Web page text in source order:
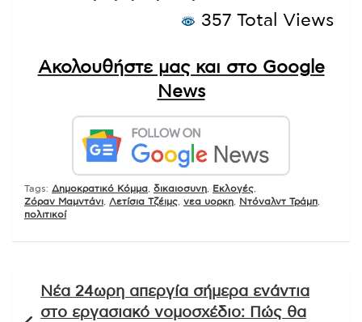
357 Total Views
Ακολουθήστε μας και στο Google
News
Tags: Δημοκρατικό Κόμμα δικαιοσυνη Εκλογές
Ζόραν Μαμντάνι
Λετίσια Τζέιμς νεα υορκη Ντόναλντ Τράμπ
πολιτικοί
άρθρων
Νέα 24ωρη απεργία σήμερα ενάντια
στο εργασιακό νομοσχέδιο: Πώς θα